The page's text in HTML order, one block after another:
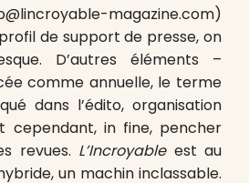
magazine.com)
de support de presse, on
D’autres éléments –
comme annuelle, le terme
dans l’édito, organisation
cependant, in fine, pencher
revues. L’Incroyableest au
un machin inclassable.